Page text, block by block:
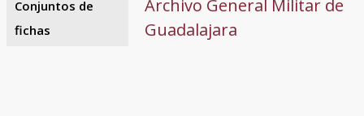
Conjuntos de
fichas
Archivo General Militar de
Guadalajara